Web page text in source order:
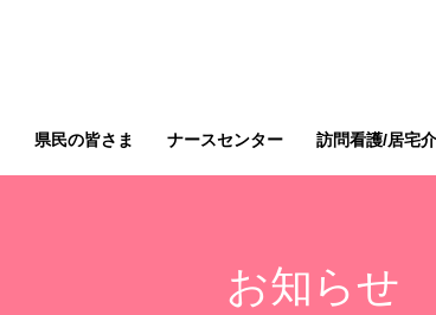
県民の皆さま ナースセンター 訪問看護/居宅
お知らせ